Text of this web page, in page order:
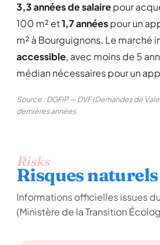
3,3 années de salairepour
100 m² et1,7 annéespour un
m² à Bourguignons. Le marché
accessible, avec moins de 5
médian nécessaires pour un
Source : DGFiP — DVF (Demandes de
dernières années
Risks
Risques naturels
Informations officielles issues
(Ministère de la Transition